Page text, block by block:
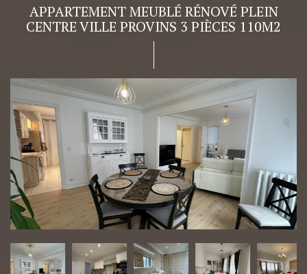
APPARTEMENT MEUBLÉ RÉNOVÉ PLEIN
CENTRE VILLE PROVINS 3 PIÈCES 110M2